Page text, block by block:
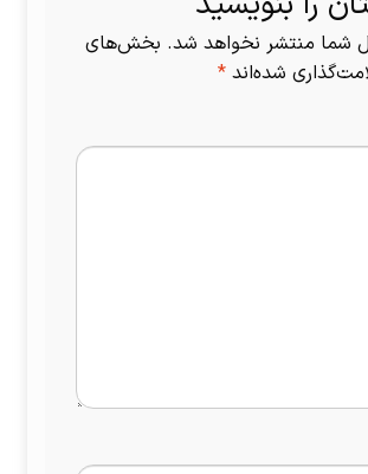
شما منتشر نخواهد شد. بخش‌های
شده‌اند *